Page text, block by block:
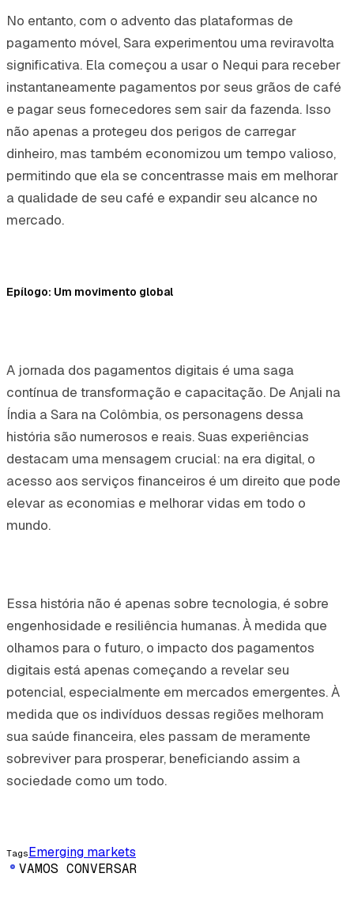
No entanto, com o advento das plataformas de
pagamento móvel, Sara experimentou uma reviravolta
significativa. Ela começou a usar o Nequi para receber
instantaneamente pagamentos por seus grãos de café
e pagar seus fornecedores sem sair da fazenda. Isso
não apenas a protegeu dos perigos de carregar
dinheiro, mas também economizou um tempo valioso,
permitindo que ela se concentrasse mais em melhorar
a qualidade de seu café e expandir seu alcance no
mercado.
Epílogo: Um movimento global
A jornada dos pagamentos digitais é uma saga
contínua de transformação e capacitação. De Anjali na
Índia a Sara na Colômbia, os personagens dessa
história são numerosos e reais. Suas experiências
destacam uma mensagem crucial: na era digital, o
acesso aos serviços financeiros é um direito que pode
elevar as economias e melhorar vidas em todo o
mundo.
Essa história não é apenas sobre tecnologia, é sobre
engenhosidade e resiliência humanas. À medida que
olhamos para o futuro, o impacto dos pagamentos
digitais está apenas começando a revelar seu
potencial, especialmente em mercados emergentes. À
medida que os indivíduos dessas regiões melhoram
sua saúde financeira, eles passam de meramente
sobreviver para prosperar, beneficiando assim a
sociedade como um todo.
TagsEmerging markets
VAMOS CONVERSAR